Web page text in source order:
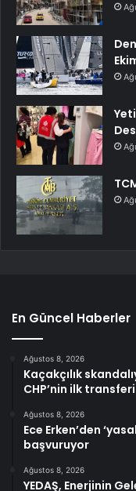
En Güncel Haberler
Ağustos 8, 2026
Kaçakçılık
CHP’nin ilk
Ağustos 8, 2026
Ece Erken’den
başvuruyor
Ağustos 8, 2026
YEDAŞ, Enerjinin